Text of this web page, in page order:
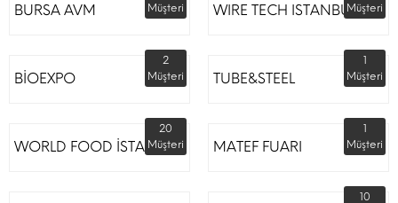
BURSA AVM
Müşteri
WIRE TECH ISTANBULMüşteri
BİOEXPO
2
Müşteri
TUBE&STEEL
1
Müşteri
WORLD FOOD İSTANBUL
20
Müşteri
MATEF FUARI
1
Müşteri
10